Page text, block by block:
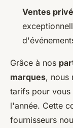
Ventes
Grâce à nos
marques, nous
tarifs pour
l'année. Cette
fournisseurs